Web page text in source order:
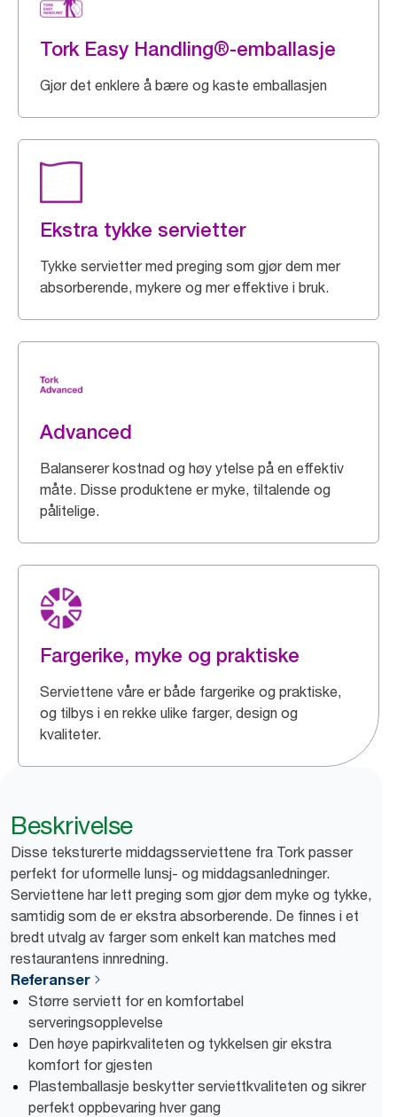
Tork Easy Handling®-emballasje
Gjør det enklere å bære og kaste emballasjen
Ekstra tykke servietter
Tykke servietter med preging som gjør dem mer
absorberende, mykere og mer effektive i bruk.
Advanced
Balanserer kostnad og høy ytelse på en effektiv
måte. Disse produktene er myke, tiltalende og
pålitelige.
Fargerike, myke og praktiske
Serviettene våre er både fargerike og praktiske,
og tilbys i en rekke ulike farger, design og
kvaliteter.
Beskrivelse
Disse teksturerte middagsserviettene fra Tork passer
perfekt for uformelle lunsj- og middagsanledninger.
Serviettene har lett preging som gjør dem myke og tykke,
samtidig som de er ekstra absorberende. De finnes i et
bredt utvalg av farger som enkelt kan matches med
restaurantens innredning.
Referanser
Større serviett for en komfortabel
serveringsopplevelse
Den høye papirkvaliteten og tykkelsen gir ekstra
komfort for gjesten
Plastemballasje beskytter serviettkvaliteten og sikrer
perfekt oppbevaring hver gang